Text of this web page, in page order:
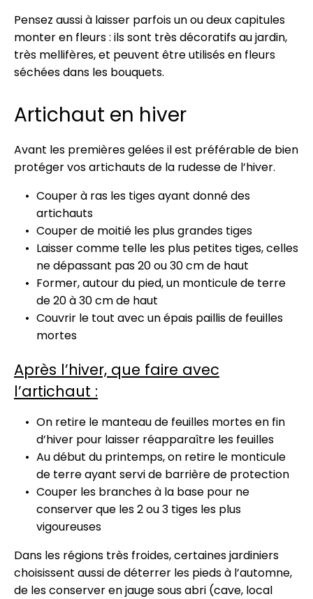
Pensez aussi à laisser parfois un ou deux capitules
monter en fleurs : ils sont très décoratifs au jardin,
très mellifères, et peuvent être utilisés en fleurs
séchées dans les bouquets.
Artichaut en hiver
Avant les premières gelées il est préférable de bien
protéger vos artichauts de la rudesse de l’hiver.
Couper à ras les tiges ayant donné des
artichauts
Couper de moitié les plus grandes tiges
Laisser comme telle les plus petites tiges, celles
ne dépassant pas 20 ou 30 cm de haut
Former, autour du pied, un monticule de terre
de 20 à 30 cm de haut
Couvrir le tout avec un épais paillis de feuilles
mortes
Après l’hiver, que faire avec
l’artichaut :
On retire le manteau de feuilles mortes en fin
d’hiver pour laisser réapparaître les feuilles
Au début du printemps, on retire le monticule
de terre ayant servi de barrière de protection
Couper les branches à la base pour ne
conserver que les 2 ou 3 tiges les plus
vigoureuses
Dans les régions très froides, certaines jardiniers
choisissent aussi de déterrer les pieds à l’automne,
de les conserver en jauge sous abri (cave, local